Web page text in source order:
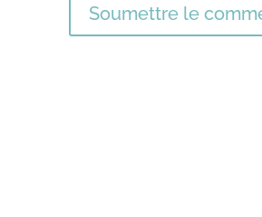
Soumettre le